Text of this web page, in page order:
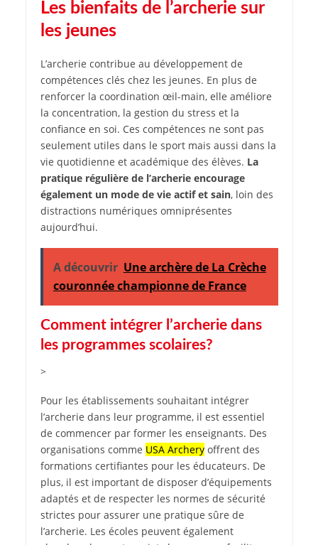
Les bienfaits de l’archerie sur
les jeunes
L’archerie contribue au développement de
compétences clés chez les jeunes. En plus de
renforcer la coordination œil-main, elle améliore
la concentration, la gestion du stress et la
confiance en soi. Ces compétences ne sont pas
seulement utiles dans le sport mais aussi dans la
vie quotidienne et académique des élèves. La
pratique régulière de l’archerie encourage
également un mode de vie actif et sain, loin des
distractions numériques omniprésentes
aujourd’hui.
A découvrir Une archère de La Crèche
couronnée championne de France
Comment intégrer l’archerie dans
les programmes scolaires?
>
Pour les établissements souhaitant intégrer
l’archerie dans leur programme, il est essentiel
de commencer par former les enseignants. Des
organisations comme USA Archeryoffrent des
formations certifiantes pour les éducateurs. De
plus, il est important de disposer d’équipements
adaptés et de respecter les normes de sécurité
strictes pour assurer une pratique sûre de
l’archerie. Les écoles peuvent également